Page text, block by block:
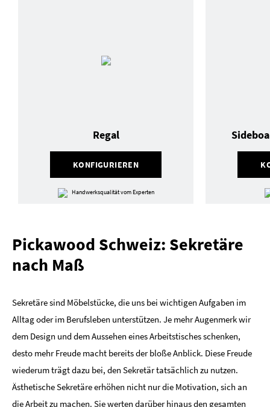
KONFIGURIEREN
Regal
Handwerksqualität vom Experten
Pickawood Schweiz: Sekretäre
nach Maß
Sekretäre sind Möbelstücke, die uns bei wichtigen Aufgaben im
Alltag oder im Berufsleben unterstützen. Je mehr Augenmerk wir
dem Design und dem Aussehen eines Arbeitstisches schenken,
desto mehr Freude macht bereits der bloße Anblick. Diese Freude
wiederum trägt dazu bei, den Sekretär tatsächlich zu nutzen.
Ästhetische Sekretäre erhöhen nicht nur die Motivation, sich an
die Arbeit zu machen. Sie werten darüber hinaus den gesamten